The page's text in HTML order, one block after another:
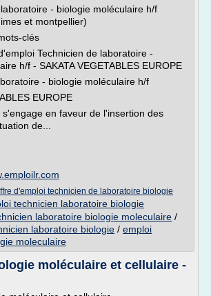
- biologie moléculaire h/f
et montpellier)
clés
Technicien de laboratoire -
h/f - SAKATA VEGETABLES EUROPE
- biologie moléculaire h/f
EUROPE
en faveur de l'insertion des
de...
d'emploi technicien de laboratoire biologie
technicien laboratoire biologie
laboratoire biologie moleculaire /
laboratoire biologie / emploi
moleculaire
moléculaire et cellulaire -